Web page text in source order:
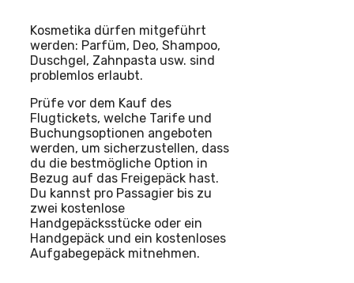
Kosmetika dürfen mitgeführt
werden: Parfüm, Deo, Shampoo,
Duschgel, Zahnpasta usw. sind
problemlos erlaubt.
Prüfe vor dem Kauf des
Flugtickets, welche Tarife und
Buchungsoptionen angeboten
werden, um sicherzustellen, dass
du die bestmögliche Option in
Bezug auf das Freigepäck hast.
Du kannst pro Passagier bis zu
zwei kostenlose
Handgepäcksstücke oder ein
Handgepäck und ein kostenloses
Aufgabegepäck mitnehmen.